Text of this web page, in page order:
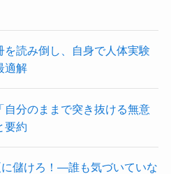
読み倒し、自身で人体実験
適解
自分のままで突き抜ける無意
要約
儲けろ！―誰も気づいていな